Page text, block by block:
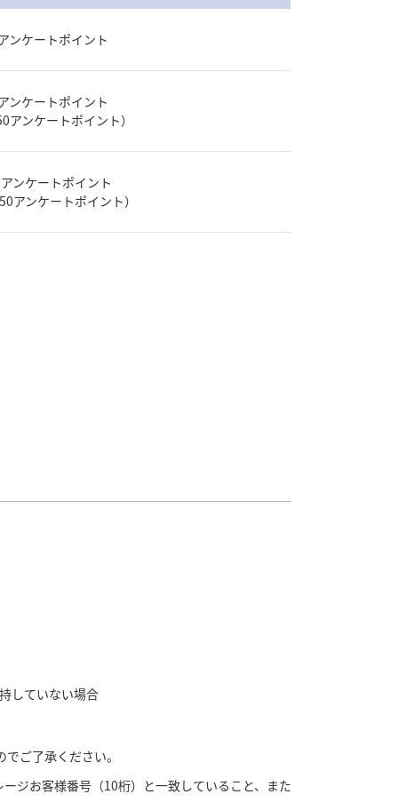
ンケートポイント
ンケートポイント
アンケートポイント）
ンケートポイント
アンケートポイント）
していない場合
ご了承ください。
ジお客様番号（10桁）と一致していること、また